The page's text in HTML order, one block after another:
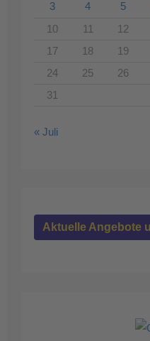
3
4 5
10
11 12
17
18 19
24
25 26
31
« Juli
Aktuelle Angebote